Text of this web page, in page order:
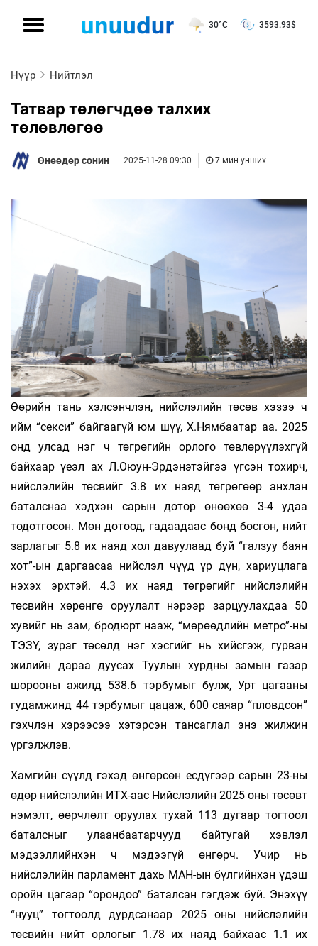
30°C 3593.93$
Нүүр Нийтлэл
Татвар төлөгчдөө талхих
төлөвлөгөө
Өнөөдөр сонин 2025-11-28 09:30 7 мин унших
Өөрийн тань хэлсэнчлэн, нийслэлийн төсөв хэзээ ч
ийм “секси” байгаагүй юм шүү, Х.Нямбаатар аа. 2025
онд улсад нэг ч төгрөгийн орлого төвлөрүүлэхгүй
байхаар үеэл ах Л.Оюун-Эрдэнэтэйгээ үгсэн тохирч,
нийслэлийн төсвийг 3.8 их наяд төгрөгөөр анхлан
баталснаа хэдхэн сарын дотор өнөөхөө 3-4 удаа
тодотгосон. Мөн дотоод, гадаадаас бонд босгон, нийт
зарлагыг 5.8 их наяд хол давуулаад буй “галзуу баян
хот”-ын даргаасаа нийслэл­ чүүд үр дүн, хариуцлага
нэхэх эрхтэй. 4.3 их наяд төгрөгийг нийслэлийн
төсвийн хөрөнгө оруулалт нэрээр зарцуулахдаа 50
хувийг нь зам, бродюрт нааж, “мөрөөдлийн метро”-ны
ТЭЗҮ, зураг төсөлд нэг хэсгийг нь хийсгэж, гурван
жилийн дараа дуусах Туулын хурдны замын газар
шорооны ажилд 538.6 тэрбумыг булж, Урт цагааны
гудамжинд 44 тэрбумыг цацаж, 600 саяар “пловдсон”
гэхчлэн хэрээсээ хэтэрсэн тансаглал энэ жилжин
үргэлжлэв.
Хамгийн сүүлд гэхэд өнгөрсөн есдүгээр сарын 23-ны
өдөр нийслэлийн ИТХ-аас Нийслэлийн 2025 оны төсөвт
нэмэлт, өөрчлөлт оруулах тухай 113 дугаар тогтоол
баталсныг улаанбаатарчууд байтугай хэвлэл
мэдээллийнхэн ч мэдээгүй өнгөрч. Учир нь
нийслэлийн парламент дахь МАН-ын бүлгийнхэн үдэш
оройн цагаар “орондоо” баталсан гэгдэж буй. Энэхүү
“нууц” тогтоолд дурдсанаар 2025 оны нийслэлийн
төсвийн нийт орлогыг 1.78 их наяд байхаас 1.1 их